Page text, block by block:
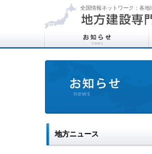
全国情報ネットワーク：各
地方ニュース